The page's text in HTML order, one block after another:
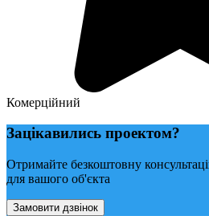
Комерційний
Зацікавились проектом?
Отримайте безкоштовну
для вашого об'єкта
Замовити дзвінок